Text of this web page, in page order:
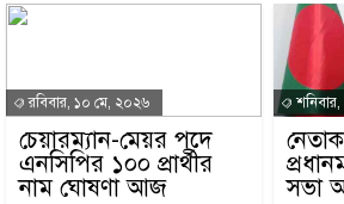
রবিবার, ১০ মে, ২০২৬
চেয়ারম্যান-মেয়র পদে
এনসিপির ১০০ প্রার্থীর
নাম ঘোষণা আজ
সভা